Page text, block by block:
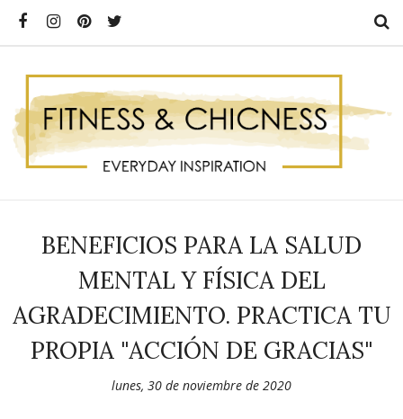
BENEFICIOS PARA LA SALUD
MENTAL Y FÍSICA DEL
AGRADECIMIENTO. PRACTICA TU
PROPIA "ACCIÓN DE GRACIAS"
lunes, 30 de noviembre de 2020